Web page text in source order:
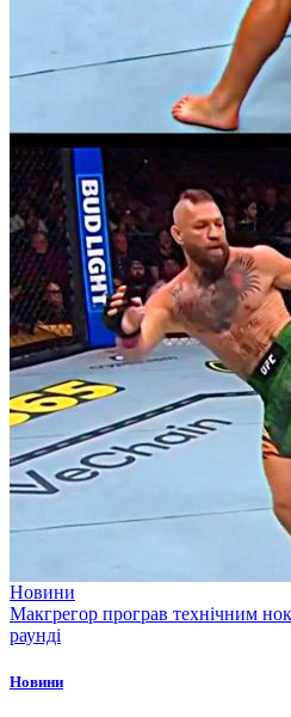
Новини
Макгрегор програв технічним
раунді
Новини